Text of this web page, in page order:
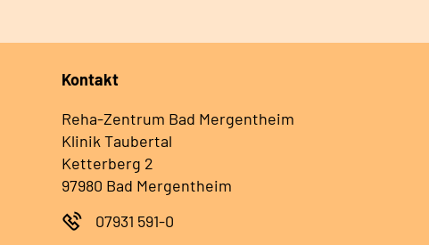
Kontakt
Reha-Zentrum Bad Mergentheim
Klinik Taubertal
Ketterberg 2
97980 Bad Mergentheim
07931 591-0